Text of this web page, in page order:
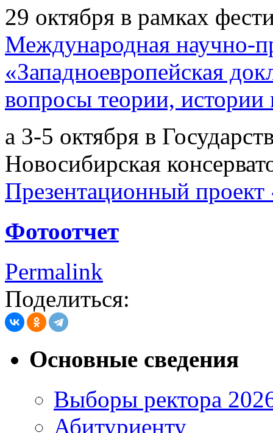
29 октября в рамках
Международная научно-
«Западноевропейская
вопросы теории, истории
а 3-5 октября в
Новосибирская
Презентационный
Фотоотчет
Permalink
Поделиться:
Основные сведения
Выборы ректора
Абитуриенту